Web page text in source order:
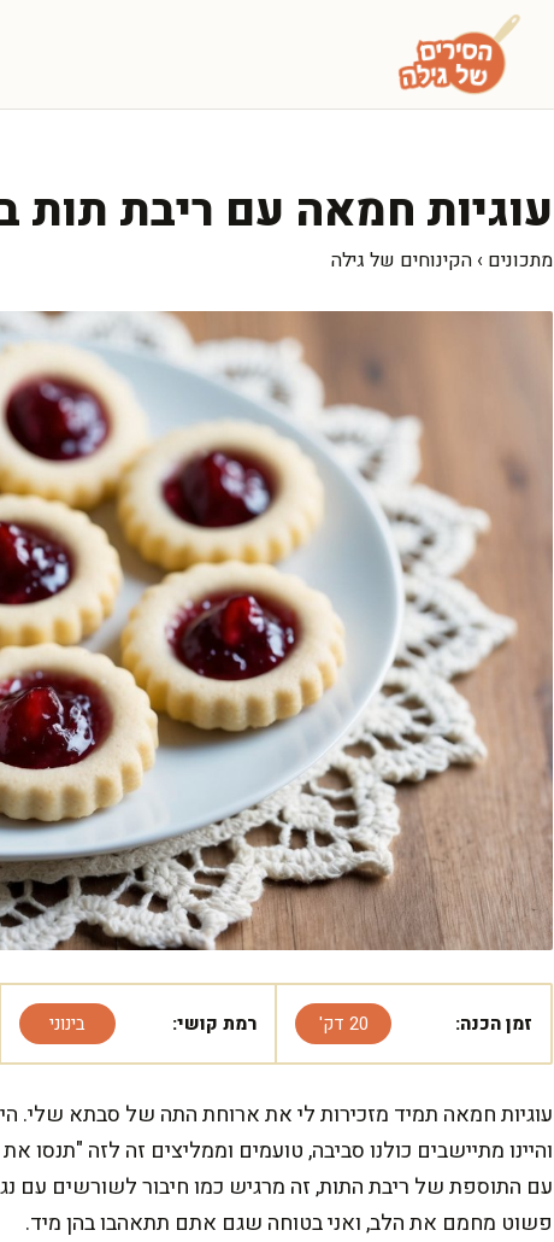
עוגיות חמאה עם ריבת תות
מתכונים › הקינוחים של גילה
זמן הכנה: 20 דק' רמת קושי: בינוני
עוגיות חמאה תמיד מזכירות לי את ארוחת התה של סבתא שלי.
והיינו מתיישבים כולנו סביבה, טועמים וממליצים זה לזה
עם התוספת של ריבת התות, זה מרגיש כמו חיבור לשורשים עם
פשוט מחמם את הלב, ואני בטוחה שגם אתם תתאהבו בהן מיד.